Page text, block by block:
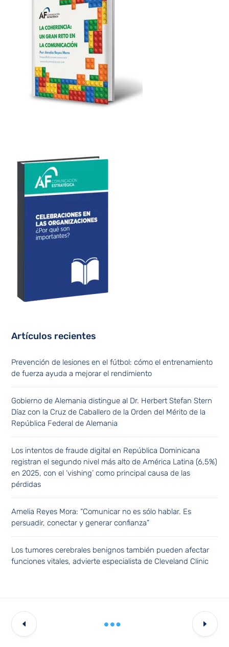
Artículos recientes
Prevención de lesiones en el fútbol: cómo el entrenamiento
de fuerza ayuda a mejorar el rendimiento
Gobierno de Alemania distingue al Dr. Herbert Stefan Stern
Díaz con la Cruz de Caballero de la Orden del Mérito de la
República Federal de Alemania
Los intentos de fraude digital en República Dominicana
registran el segundo nivel más alto de América Latina (6,5%)
en 2025, con el ‘vishing’ como principal causa de las
pérdidas
Amelia Reyes Mora: “Comunicar no es sólo hablar. Es
persuadir, conectar y generar confianza”
Los tumores cerebrales benignos también pueden afectar
funciones vitales, advierte especialista de Cleveland Clinic